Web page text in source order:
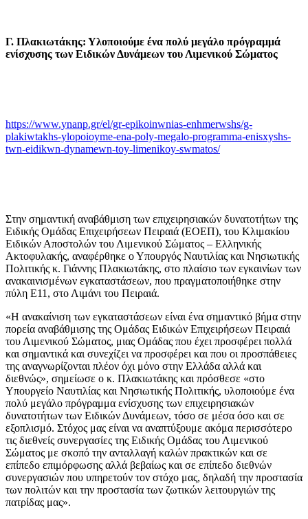
Γ. Πλακιωτάκης: Υλοποιούμε ένα πολύ μεγάλο πρόγραμμά
ενίσχυσης των Ειδικών Δυνάμεων του Λιμενικού Σώματος
https://www.ynanp.gr/el/gr-epikoinwnias-enhmerwshs/g-
plakiwtakhs-ylopoioyme-ena-poly-megalo-programma-enisxyshs-
twn-eidikwn-dynamewn-toy-limenikoy-swmatos/
Στην σημαντική αναβάθμιση των επιχειρησιακών δυνατοτήτων της
Ειδικής Ομάδας Επιχειρήσεων Πειραιά (ΕΟΕΠ), του Κλιμακίου
Ειδικών Αποστολών του Λιμενικού Σώματος – Ελληνικής
Ακτοφυλακής, αναφέρθηκε ο Υπουργός Ναυτιλίας και Νησιωτικής
Πολιτικής κ. Γιάννης Πλακιωτάκης, στο πλαίσιο των εγκαινίων των
ανακαινισμένων εγκαταστάσεων, που πραγματοποιήθηκε στην
πύλη Ε11, στο Λιμάνι του Πειραιά.
«Η ανακαίνιση των εγκαταστάσεων είναι ένα σημαντικό βήμα στην
πορεία αναβάθμισης της Ομάδας Ειδικών Επιχειρήσεων Πειραιά
του Λιμενικού Σώματος, μιας Ομάδας που έχει προσφέρει πολλά
και σημαντικά και συνεχίζει να προσφέρει και που οι προσπάθειες
της αναγνωρίζονται πλέον όχι μόνο στην Ελλάδα αλλά και
διεθνώς», σημείωσε ο κ. Πλακιωτάκης και πρόσθεσε «στο
Υπουργείο Ναυτιλίας και Νησιωτικής Πολιτικής, υλοποιούμε ένα
πολύ μεγάλο πρόγραμμα ενίσχυσης των επιχειρησιακών
δυνατοτήτων των Ειδικών Δυνάμεων, τόσο σε μέσα όσο και σε
εξοπλισμό. Στόχος μας είναι να αναπτύξουμε ακόμα περισσότερο
τις διεθνείς συνεργασίες της Ειδικής Ομάδας του Λιμενικού
Σώματος με σκοπό την ανταλλαγή καλών πρακτικών και σε
επίπεδο επιμόρφωσης αλλά βεβαίως και σε επίπεδο διεθνών
συνεργασιών που υπηρετούν τον στόχο μας, δηλαδή την προστασία
των πολιτών και την προστασία των ζωτικών λειτουργιών της
πατρίδας μας».